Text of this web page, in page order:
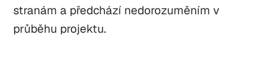
stranám a předchází nedorozuměním v
průběhu projektu.